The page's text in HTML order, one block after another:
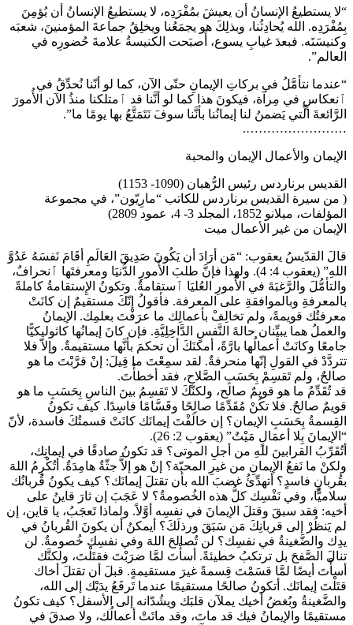
“لا يستطيعُ الإنسانُ أن يعيشَ بمُفْرَدِه، لا يستطيعُ الإنسانُ أن يُؤمِنَ
بِمُفْرَدِه. الله يُحادِثُنا، وبذلِكَ هو يجمَعُنا ويخلِقُ جماعةَ المؤمنينَ، شعبَه
وكنيسَتَه. فبعدَ غيابِ يسوع، أَصبَحت الكنيسةُ علامةَ حُضورِه في
العالم”.
“عندما نتأمَّلُ في بركاتِ الإيمانِ حتّى الآن، كما لو أنّنا نُحدِّقُ في
ٱنعكاسٍ في مِرآة، فيكونَ هذا كما لو أنَّنا قد ٱمتلكنا منذُ الآن الأُمورَ
الرَّائعةَ الّتي يَضمنُ لنا إيمانُنا بأنَّنا سوفَ نَتَمَتَّعُ بها يومًا ما”.
…………………….
الإيمان والأعمال الإيمان والمحبة
القديس برناردس رئيس الرُّهبان (1090- 1153)
( من سيرة القديس برناردس للكاتب “مارِيّون”، في مجموعة
المؤلفات، ميلانو 1852، المجلد 3- 4، عمود 2809)
الإيمان من غير الأعمال ميت
قالَ القدّيسُ يعقوب: “مَن أرَادَ أن يَكُونَ صَدِيقَ العَالَمِ أقَامَ نَفسَهُ عَدُوَّ
اللهِ” (يعقوب 4: 4). ولهذا فإنَّ طلبَ الأُمورِ الدُّنيَا ومعرفتَها ٱنحرافٌ،
والتأمُّلَ والرَّغبَةَ في الأُمورِ العُليَا ٱستقامةٌ. وتكونُ الإِستقامةُ كاملةً
بالمعرفةِ وبالموافقةِ على المعرفة. فأقولُ إنّكَ مستقيمٌ إن كانَتْ
معرفتُك قويمةً، ولم تخالِفْ بأعمالِك ما عرَفْتَ بعلمِك. الإيمانُ
والعملُ هما يبيِّنان حالةَ النَّفسِ الدَّاخِلِيَّةِ. فإن كانَ إيمانُها كاثوليكيًّا
جامعًا وكانَتْ أعمالُها بارَّةً، أمكنَكَ أن تحكمَ بأنَّها مستقيمةٌ. وإلاّ فلا
تتردَّدْ في القولِ إنّها منحرفةٌ. لقد سمِعْتَ ما قِيلَ: إنْ قرَّبْتَ ما هو
صالحٌ، ولم تَقسِمْ بِحَسَبِ الصَّلاحِ، فقد أخطأْتَ.
قد تُقَدِّمُ ما هو قويمٌ صالح، ولكنّكَ لا تَقسِمُ بينَ الناسِ بِحَسَبِ ما هو
قويمٌ صالحٌ. فلا تكُنْ مُقَدِّمًا صالِحًا وقَسَّامًا فاسِدًا. كيف تكونُ
القِسمةُ بِحَسَبِ الإيمان؟ إن خالَفْتَ إيمانَك كانَتْ قسمتُكَ فاسدة، لأنّ
“الإيمانَ بِلا أعمَالٍ مَيْتٌ” (يعقوب 2: 26).
أتُقَرِّبُ القرابينَ للهِ من أجلِ الموتى؟ قد تكونُ صادقًا في إيمانِك،
ولكنْ ما نَفعُ الإيمانِ من غيرِ المحبّة؟ إنْ هو إلاَّ جثّةٌ هامِدَةٌ. أتُكْرِمُ اللهَ
بقُربانٍ فاسدٍ؟ أتهدِّئُ غضبَ الله بأن تقتلَ إيمانَك؟ كيف يكونُ قُربانُك
سلاميًّا، وفي نَفْسِك كلُّ هذه الخُصومةُ؟ لا عَجَبَ إن ثارَ قاينُ على
أخيه: فقد سبقَ وقتلَ الإيمانَ في نفسِه أوَّلاً. ولماذا تَعجَبُ، يا قاين، إن
لم يَنظُرْ إلى قربانِكَ مَن سَبَقَ ورذلَكَ؟ أيمكنُ أن يكونَ القُربانُ في
يدِك والضَّغينةُ في نفسِك؟ لن تُصالحَ اللهَ وفي نفسِك خُصومةٌ. لن
تنالَ الصَّفحَ بل ترتكبُ خطيئةً. أسأْتَ لمَّا ضرَبْتَ فقتَلْتَ، ولكنَّك
أسأْتَ أيضًا لمَّا قسَمْتَ قِسمةً غيرَ مستقيمةٍ. قبلَ أن تقتلَ أخاك
قتَلْتَ إيمانَك. أتكونُ صالحًا مستقيمًا عندما تَرفَعُ يدَيْك إلى الله،
والضَّغينةُ وبُغضُ أخيك يملآن قلبَك ويشُدّانه إلى الأسفل؟ كيف تكونُ
مستقيمًا والإيمانُ فيك قد ماتَ، وقد ماتَتْ أعمالُك، ولا صدقَ في